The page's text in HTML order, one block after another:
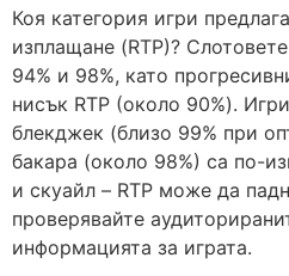
Коя категория игри
изплащане (RTP)?
94% и 98%, като
нисък RTP (около 90%).
блекджек (близо 99% при
бакара (около 98%) са по-
и скуайл – RTP може да
проверявайте
информацията за играта.